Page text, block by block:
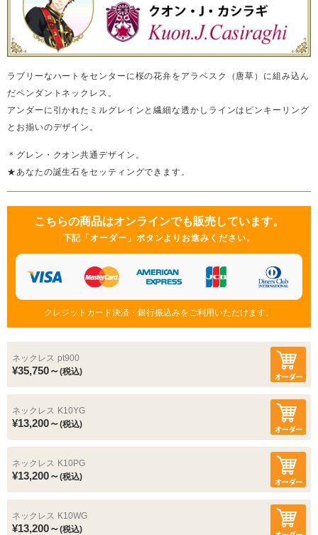
ラブリーなハートをセンターに桜の花弁をアラベスク（唐草）に組み込ん
だペンダントネックレス。
アンダーに引かれたミルグレインと繊細な透かしラインはピンキーリング
とお揃いのデザイン。
＊グレン・クオン共通デザイン。
★あなたの誕生石をセッティングできます。
こちらの商品はオンラインでも販売しています。
下記「オーダー」ボタンよりお進みください。
クレジットカード決済・銀行振込みをご利用いただけます。
ネックレス pt900
¥35,750～(税込)
ネックレス K10YG
¥13,200～(税込)
ネックレス K10PG
¥13,200～(税込)
ネックレス K10WG
¥13,200～(税込)